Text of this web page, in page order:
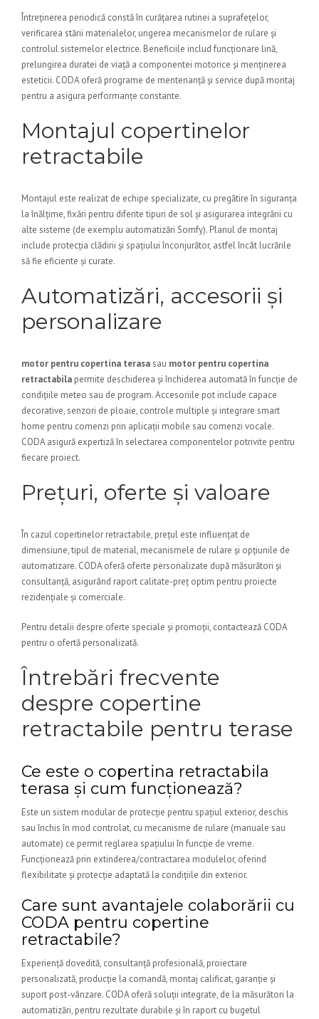
Întreținerea periodică constă în curățarea rutinei a suprafețelor,
verificarea stării materialelor, ungerea mecanismelor de rulare și
controlul sistemelor electrice. Beneficiile includ funcționare lină,
prelungirea duratei de viață a componentei motorice și menținerea
esteticii. CODA oferă programe de mentenanță și service după montaj
pentru a asigura performanțe constante.
Montajul copertinelor
retractabile
Montajul este realizat de echipe specializate, cu pregătire în siguranța
la înălțime, fixări pentru diferite tipuri de sol și asigurarea integrării cu
alte sisteme (de exemplu automatizări Somfy). Planul de montaj
include protecția clădirii și spațiului înconjurător, astfel încât lucrările
să fie eficiente și curate.
Automatizări, accesorii și
personalizare
motor pentru copertina terasasau motor pentru copertina
retractabila permite deschiderea și închiderea automată în funcție de
condițiile meteo sau de program. Accesoriile pot include capace
decorative, senzori de ploaie, controle multiple și integrare smart
home pentru comenzi prin aplicații mobile sau comenzi vocale.
CODA asigură expertiză în selectarea componentelor potrivite pentru
fiecare proiect.
Prețuri, oferte și valoare
În cazul copertinelor retractabile, prețul este influențat de
dimensiune, tipul de material, mecanismele de rulare și opțiunile de
automatizare. CODA oferă oferte personalizate după măsurători și
consultanță, asigurând raport calitate-preț optim pentru proiecte
rezidențiale și comerciale.
Pentru detalii despre oferte speciale și promoții, contactează CODA
pentru o ofertă personalizată.
Întrebări frecvente
despre copertine
retractabile pentru terase
Ce este o copertina retractabila
terasa și cum funcționează?
Este un sistem modular de protecție pentru spațiul exterior, deschis
sau închis în mod controlat, cu mecanisme de rulare (manuale sau
automate) ce permit reglarea spațiului în funcție de vreme.
Funcționează prin extinderea/contractarea modulelor, oferind
flexibilitate și protecție adaptată la condițiile din exterior.
Care sunt avantajele colaborării cu
CODA pentru copertine
retractabile?
Experiență dovedită, consultanță profesională, proiectare
personalizată, producție la comandă, montaj calificat, garanție și
suport post-vânzare. CODA oferă soluții integrate, de la măsurători la
automatizări, pentru rezultate durabile și în raport cu bugetul